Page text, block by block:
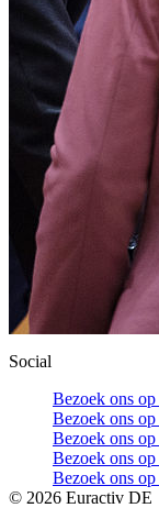
Social
Bezoek ons
Bezoek ons
Bezoek ons op
Bezoek ons op
Bezoek ons
© 2026 Euractiv DE